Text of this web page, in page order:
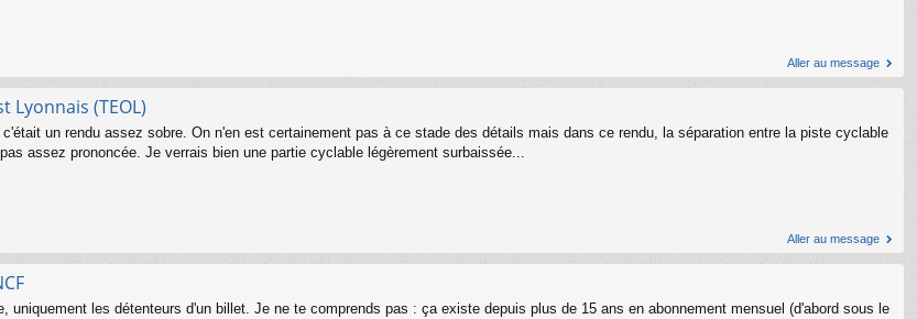
Aller au message
Lyonnais (TEOL)
un rendu assez sobre. On n'en est certainement pas à ce stade des détails mais dans ce rendu, la séparation entre la piste cyclable
assez prononcée. Je verrais bien une partie cyclable légèrement surbaissée...
Aller au message
uniquement les détenteurs d'un billet. Je ne te comprends pas : ça existe depuis plus de 15 ans en abonnement mensuel (d'abord sous le